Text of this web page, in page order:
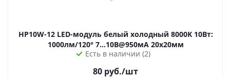
HP10W-12 LED-модуль белый холодный 8000K 10Вт:
1000лм/120° 7...10В@950мА 20х20мм
Есть в наличии (2)
80 руб./шт